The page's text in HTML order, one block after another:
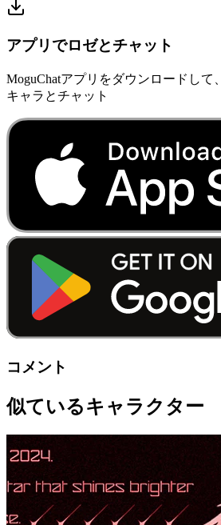
アプリでロゼとチャット
MoguChatアプリをダウンロードし
キャラとチャット
コメント
似ているキャラクター